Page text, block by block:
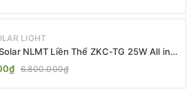
LIGHT
NLMT Liền Thể ZKC-TG 25W All in
Street Light
6.800.000₫